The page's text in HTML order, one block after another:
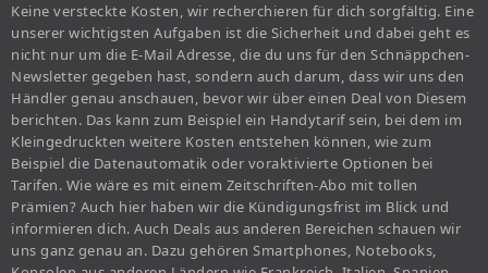
Keine versteckte Kosten, wir recherchieren für dich sorgfältig. Eine
unserer wichtigsten Aufgaben ist die Sicherheit und dabei geht es
nicht nur um die E-Mail Adresse, die du uns für den Schnäppchen-
Newsletter gegeben hast, sondern auch darum, dass wir uns den
Händler genau anschauen, bevor wir über einen Deal von Diesem
berichten. Das kann zum Beispiel ein Handytarif sein, bei dem im
Kleingedruckten weitere Kosten entstehen können, wie zum
Beispiel die Datenautomatik oder voraktivierte Optionen bei
Tarifen. Wie wäre es mit einem Zeitschriften-Abo mit tollen
Prämien? Auch hier haben wir die Kündigungsfrist im Blick und
informieren dich. Auch Deals aus anderen Bereichen schauen wir
uns ganz genau an. Dazu gehören Smartphones, Notebooks,